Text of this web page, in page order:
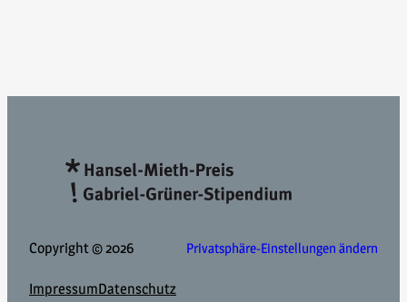
Copyright © 2026 Privatsphäre-Einstellungen ändern
ImpressumDatenschutz